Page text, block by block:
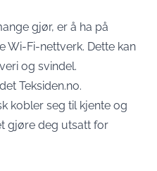
gjør, er å ha på
Wi-Fi-nettverk. Dette kan
og svindel.
Teksiden.no.
kobler seg til kjente og
gjøre deg utsatt for